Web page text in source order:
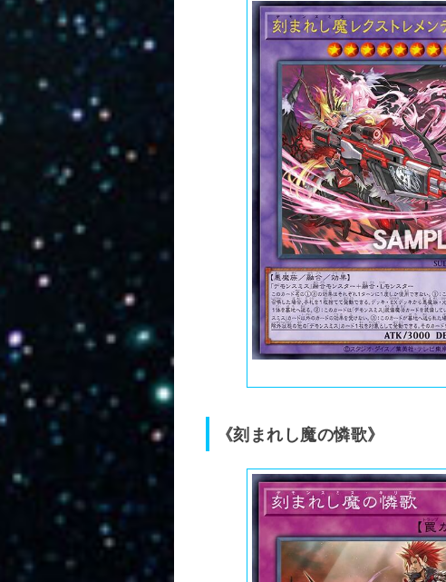
《刻まれし魔の憐歌》